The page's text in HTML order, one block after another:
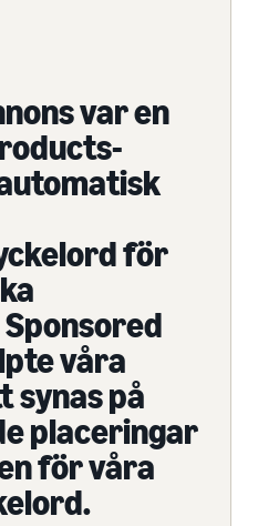
var en
för
våra
synas på
placeringar
för våra